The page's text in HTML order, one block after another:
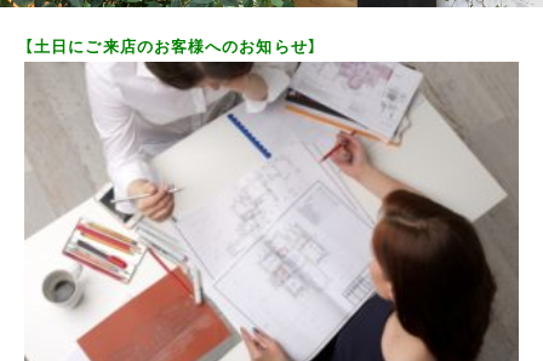
【土日にご来店のお客様へのお知らせ】